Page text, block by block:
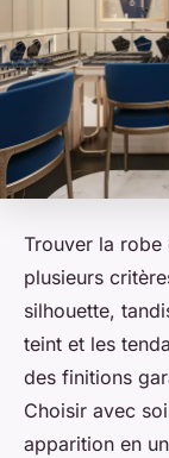
Trouver la robe
plusieurs
silhouette,
teint et les
des finitions
Choisir avec
apparition en